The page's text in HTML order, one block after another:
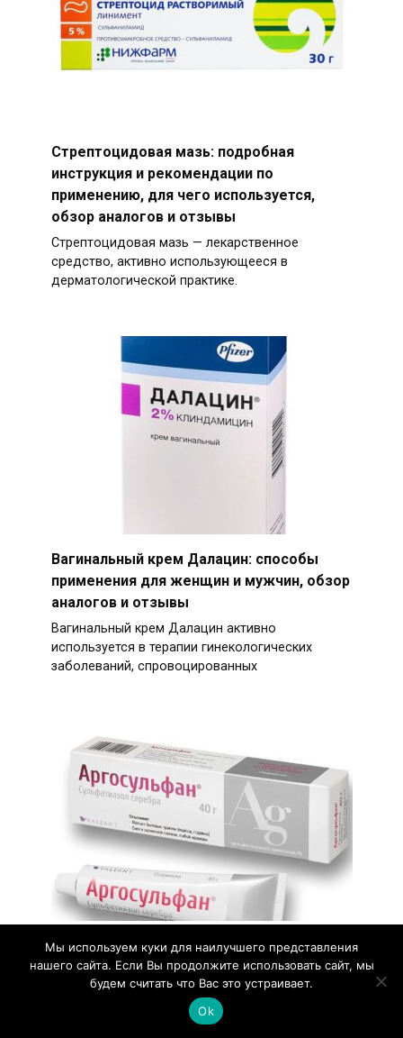
Стрептоцидовая мазь: подробная
инструкция и рекомендации по
применению, для чего используется,
обзор аналогов и отзывы
Стрептоцидовая мазь — лекарственное
средство, активно использующееся в
дерматологической практике.
Вагинальный крем Далацин: способы
применения для женщин и мужчин, обзор
аналогов и отзывы
Вагинальный крем Далацин активно
используется в терапии гинекологических
заболеваний, спровоцированных
Мазь Аргосульфан – инструкция по
применению и отзывы
Неглубокие раны и порезы – неизменные
спутники каждого человека на протяжении
Мы используем куки для наилучшего представления
нашего сайта. Если Вы продолжите использовать сайт, мы
будем считать что Вас это устраивает.
Ok